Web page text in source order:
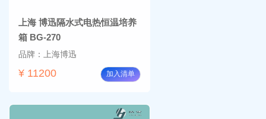
上海 博迅隔水式电热恒温培养
箱 BG-270
品牌：上海博迅
¥ 11200 加入清单